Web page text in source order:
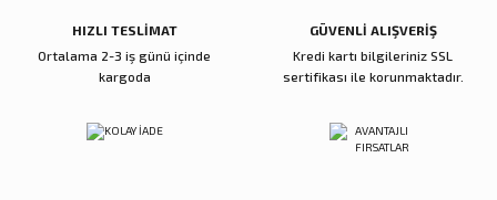
HIZLI TESLİMAT
Ortalama 2-3 iş günü içinde
kargoda
GÜVENLİ ALIŞVERİŞ
Kredi kartı bilgileriniz SSL
sertifikası ile korunmaktadır.